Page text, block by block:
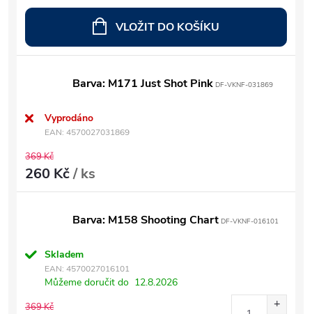
VLOŽIT DO KOŠÍKU
Barva: M171 Just Shot Pink DF-VKNF-031869
Vyprodáno
EAN: 4570027031869
369 Kč
260 Kč/ ks
Barva: M158 Shooting Chart DF-VKNF-016101
Skladem
EAN: 4570027016101
Můžeme doručit do 12.8.2026
369 Kč